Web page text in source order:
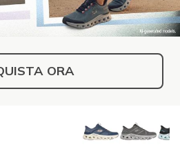
ORA